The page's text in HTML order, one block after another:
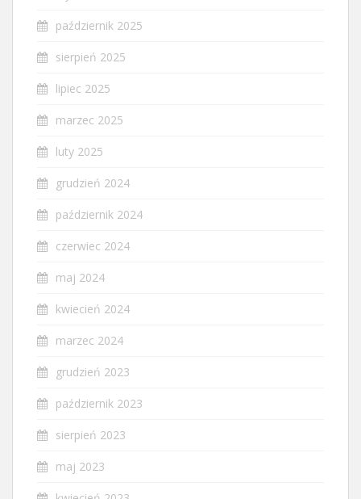
październik 2025
sierpień 2025
lipiec 2025
marzec 2025
luty 2025
grudzień 2024
październik 2024
czerwiec 2024
maj 2024
kwiecień 2024
marzec 2024
grudzień 2023
październik 2023
sierpień 2023
maj 2023